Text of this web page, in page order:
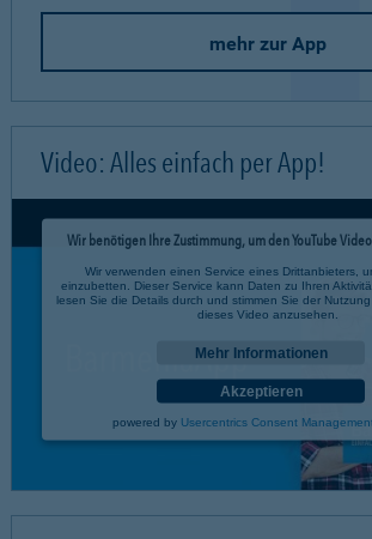
mehr zur App
Video: Alles einfach per App!
Wir benötigen Ihre Zustimmung, um den YouTube
Wir verwenden einen Service eines Drittanbieters,
einzubetten. Dieser Service kann Daten zu Ihren
lesen Sie die Details durch und stimmen Sie der
dieses Video anzusehen.
Mehr Informationen
Akzeptieren
powered by Usercentrics Consent